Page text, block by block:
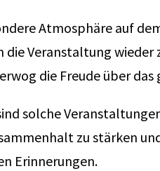
Atmosphäre auf
die Veranstaltung
die Freude über
solche
zu stärken
Erinnerungen.